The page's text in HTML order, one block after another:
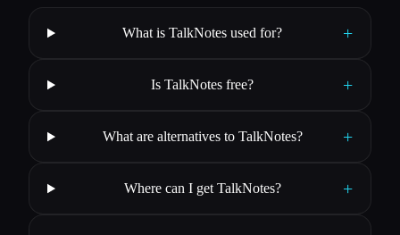
What is TalkNotes used for? +
Is TalkNotes free? +
What are alternatives to TalkNotes? +
Where can I get TalkNotes? +